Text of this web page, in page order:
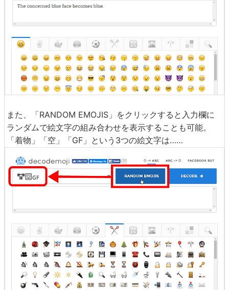
また、「RANDOM EMOJIS」をクリックすると入力欄に
ランダムで絵文字の組み合わせを表示することも可能。
「着物」「空」「GF」という3つの絵文字は……